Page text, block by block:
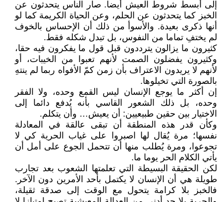
إلى أبسط شروط العيش أيضا. صار الناس يتحدثون عن
الخبز كما يتحدثون عن الحلم، وعن الحياة الكريمة كما لو
أنها ذكرى بعيدة. والأسوأ من ذلك أن الإحساس بالخوف
لم يختفِ تماما من النفوس، بل تبدل شكله فقط.
كثيرون ما يزالون يترددون قبل قول ما يفكرون فيه حقا،
وكثيرون يفضلون الصمت لأنهم تعبوا من الخيبات، أو
لأنهم لا يريدون الاعتراف بأن زمن كمّ الأفواه ربما لم ينتهِ
بالصورة التي تخيلوها.
إن أكثر ما يوجع الإنسان ليس القمع وحده، ولا الفقر
وحده، بل ذلك الشعور القاسي بأنه يُدفع دائما إلى
الاختيار بين حقين طبيعيين: أن يعيش… وأن يتكلم.
وكأن قدر هذه المنطقة أن تبقى عالقة في المعادلة
نفسها؛ مرة يُقال لها اصبروا على غياب الحرية كي لا
تجوعوا، ومرة يُطلب منها أن تتحمل الجوع على أمل أن
يأتي الكلام الحر يوما ما.
لكن الحقيقة البسيطة التي تعلمتها الشعوب بعد تجارب
طويلة هي أن الإنسان لا يكتمل بأحد الأمرين دون الآخر.
فالخبز بلا كرامة يتحول مع الوقت إلى صدقة ثقيلة،